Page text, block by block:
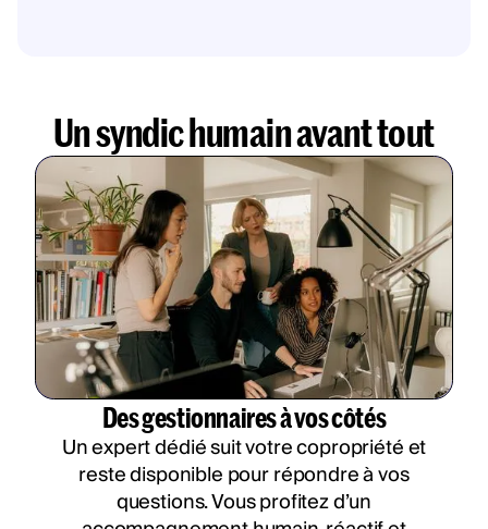
Un syndic humain avant tout
Des gestionnaires à vos côtés
Un expert dédié suit votre copropriété et
reste disponible pour répondre à vos
questions. Vous profitez d’un